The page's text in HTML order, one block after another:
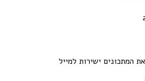
המתכונים ישירות למייל